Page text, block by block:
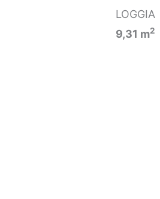
LOGGIA
9,31 m2